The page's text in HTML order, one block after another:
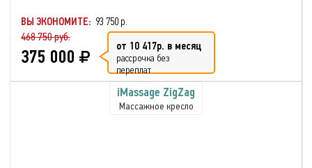
ВЫ ЭКОНОМИТЕ: 93 750 р.
468 750 руб.
375 000 от 10 417р. в месяц
рассрочка без
переплат
iMassage ZigZag
Массажное кресло